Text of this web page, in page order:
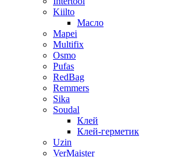
Kiilto
Масло
Mapei
Multifix
Osmo
Pufas
RedBag
Remmers
Sika
Soudal
Клей
Клей-герметик
Uzin
VerMaister